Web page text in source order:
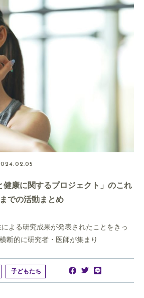
健康に関するプロジェクト」のこれ
までの活動まとめ
よる研究成果が発表されたことをきっ
断的に研究者・医師が集まり
子どもたち